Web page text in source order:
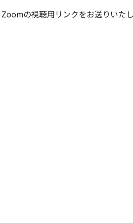
の視聴用リンクをお送りいた